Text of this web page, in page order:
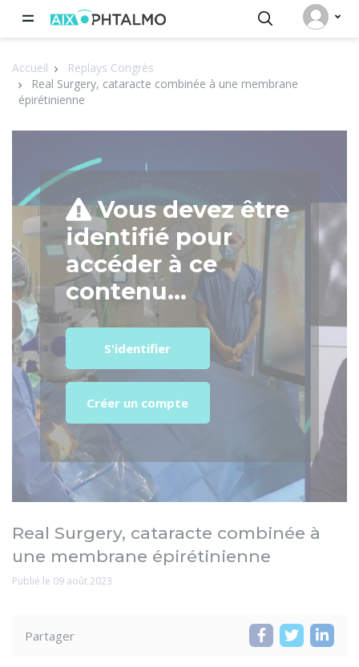
Accueil
Replays Congrès
Real Surgery, cataracte combinée à une membrane
épirétinienne
Vous devez être
identifié pour
accéder à ce
contenu...
S'identifier
Créer un compte
Real Surgery, cataracte combinée à
une membrane épirétinienne
Publié le 09 août 2023
Partager
Panneau de gestion des cookies